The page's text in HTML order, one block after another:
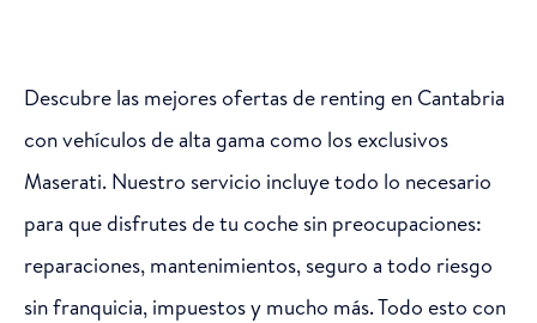
Descubre las mejores ofertas de renting en Cantabria
con vehículos de alta gama como los exclusivos
Maserati. Nuestro servicio incluye todo lo necesario
para que disfrutes de tu coche sin preocupaciones:
reparaciones, mantenimientos, seguro a todo riesgo
sin franquicia, impuestos y mucho más. Todo esto con